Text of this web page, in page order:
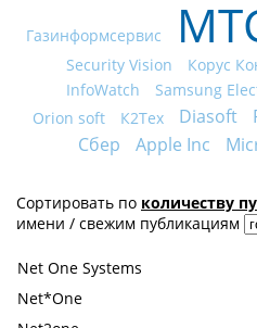
Газинформсервис
Security Vision
Корус
InfoWatch Samsung
Orion soft
К2Тех Diasoft
Сбер Apple Inc
Сортировать по количеству
имени / свежим публикациям
Net One Systems
Net*One